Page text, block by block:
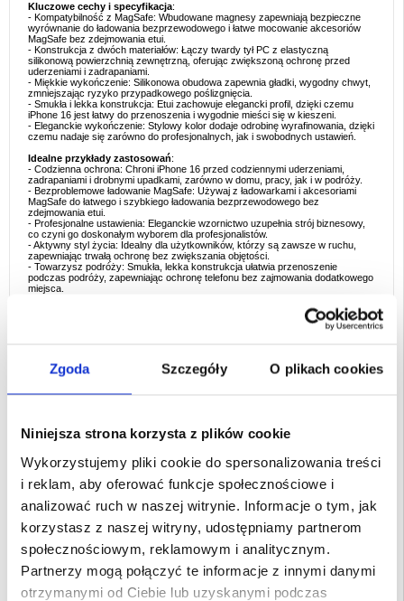
Zgoda Szczegóły O plikach cookies
Niniejsza strona korzysta z plików cookie
Wykorzystujemy pliki cookie do spersonalizowania treści
i reklam, aby oferować funkcje społecznościowe i
analizować ruch w naszej witrynie. Informacje o tym, jak
korzystasz z naszej witryny, udostępniamy partnerom
społecznościowym, reklamowym i analitycznym.
Partnerzy mogą połączyć te informacje z innymi danymi
otrzymanymi od Ciebie lub uzyskanymi podczas
Kluczowe cechy i specyfikacja:
- Kompatybilność z MagSafe: Wbudowane magnesy zapewniają bezpieczne
wyrównanie do ładowania bezprzewodowego i łatwe mocowanie akcesoriów
MagSafe bez zdejmowania etui.
- Konstrukcja z dwóch materiałów: Łączy twardy tył PC z elastyczną
silikonową powierzchnią zewnętrzną, oferując zwiększoną ochronę przed
uderzeniami i zadrapaniami.
- Miękkie wykończenie: Silikonowa obudowa zapewnia gładki, wygodny chwyt,
zmniejszając ryzyko przypadkowego poślizgnięcia.
- Smukła i lekka konstrukcja: Etui zachowuje elegancki profil, dzięki czemu
iPhone 16 jest łatwy do przenoszenia i wygodnie mieści się w kieszeni.
- Eleganckie wykończenie: Stylowy kolor dodaje odrobinę wyrafinowania, dzięki
czemu nadaje się zarówno do profesjonalnych, jak i swobodnych ustawień.
Idealne przykłady zastosowań:
- Codzienna ochrona: Chroni iPhone 16 przed codziennymi uderzeniami,
zadrapaniami i drobnymi upadkami, zarówno w domu, pracy, jak i w podróży.
- Bezproblemowe ładowanie MagSafe: Używaj z ładowarkami i akcesoriami
MagSafe do łatwego i szybkiego ładowania bezprzewodowego bez
zdejmowania etui.
- Profesjonalne ustawienia: Eleganckie wzornictwo uzupełnia strój biznesowy,
co czyni go doskonałym wyborem dla profesjonalistów.
- Aktywny styl życia: Idealny dla użytkowników, którzy są zawsze w ruchu,
zapewniając trwałą ochronę bez zwiększania objętości.
- Towarzysz podróży: Smukła, lekka konstrukcja ułatwia przenoszenie
podczas podróży, zapewniając ochronę telefonu bez zajmowania dodatkowego
miejsca.
- Zwiększona wytrzymałość: Połączenie PC i silikonu zapewnia doskonałą
odporność na uderzenia, upadki i zarysowania, zapewniając długotrwałą
MagSafe, z bezpiecznym wyrównaniem magnetycznym dla bezproblemowego
użytkowania.
wyrafinowany wygląd, który pasuje do różnych ustawień, od profesjonalnych
zmniejszając ryzyko przypadkowego wyślizgnięcia.
- Smukły i praktyczny: Lekka konstrukcja, która nie ogranicza ochrony, dzięki
Interesujące fakty dotyczące typu produktu:
- PC + silikonowe etui: Połączenie twardego PC i miękkiego silikonu tworzy
idealną równowagę między trwałością i komfortem, oferując amortyzację
wstrząsów z solidną ramą.
- Technologia MagSafe: Obudowy kompatybilne z MagSafe są wyposażone we
wbudowane magnesy, aby zapewnić idealne wyrównanie, umożliwiając
szybsze i bardziej wydajne ładowanie bezprzewodowe.
- Miękkie w dotyku silikonowe wykończenie: silikonowe etui są popularne ze
względu na ich wygodny chwyt, zapobieganie poślizgom i dodawanie wysokiej
jakości akcesoriów do telefonów.
- Wszechstronna konstrukcja: Smukłe, ochronne etui, takie jak model Qialino,
zostały zaprojektowane tak, aby zapewnić solidną ochronę bez zwiększania